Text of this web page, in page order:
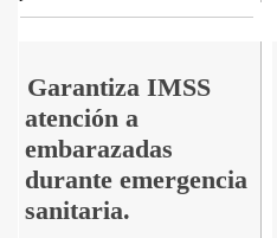
Garantiza IMSS
atención a
embarazadas
durante emergencia
sanitaria.